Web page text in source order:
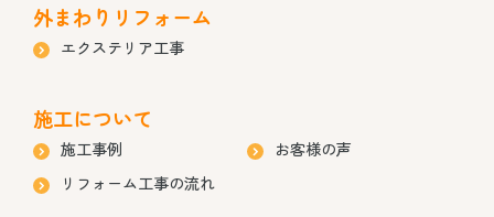
外まわりリフォーム
エクステリア工事
施工について
施工事例
お客様の声
リフォーム工事の流れ